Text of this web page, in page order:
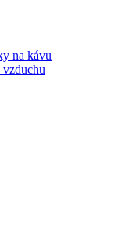
na kávu
vzduchu